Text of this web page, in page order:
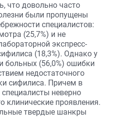
что довольно часто
были пропущены
специалистов:
(25,7%) и не
экспресс-
(18,3%). Однако у
больных (56,0%) ошибки
недостаточного
сифилиса. Причем в
специалисты неверно
клинические проявления.
твердые шанкры